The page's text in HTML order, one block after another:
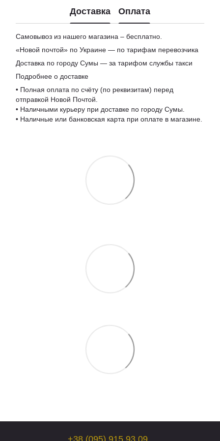
Доставка Оплата
Самовывоз из нашего магазина – бесплатно.
«Новой почтой» по Украине — по тарифам перевозчика
Доставка по городу Сумы — за тарифом службы такси
Подробнее о доставке
• Полная оплата по счёту (по реквизитам) перед
отправкой Новой Почтой.
• Наличными курьеру при доставке по городу Сумы.
• Наличные или банковская карта при оплате в магазине.
+38 (095) 915 93 09